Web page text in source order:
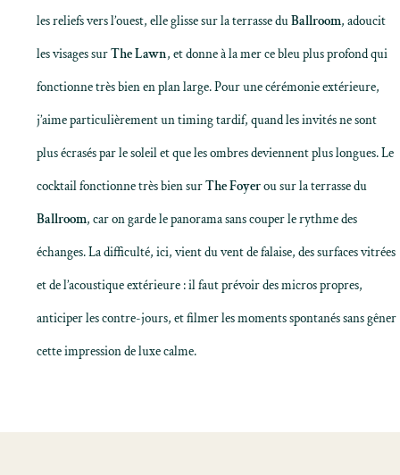
les reliefs vers l’ouest, elle glisse sur la terrasse duBallroom, adoucit
les visages surThe Lawn, et donne à la mer ce bleu plus profond qui
fonctionne très bien en plan large. Pour une cérémonie extérieure,
j’aime particulièrement un timing tardif, quand les invités ne sont
plus écrasés par le soleil et que les ombres deviennent plus longues. Le
cocktail fonctionne très bien surThe Foyerou sur la terrasse du
Ballroom, car on garde le panorama sans couper le rythme des
échanges. La difficulté, ici, vient du vent de falaise, des surfaces vitrées
et de l’acoustique extérieure : il faut prévoir des micros propres,
anticiper les contre-jours, et filmer les moments spontanés sans gêner
cette impression de luxe calme.